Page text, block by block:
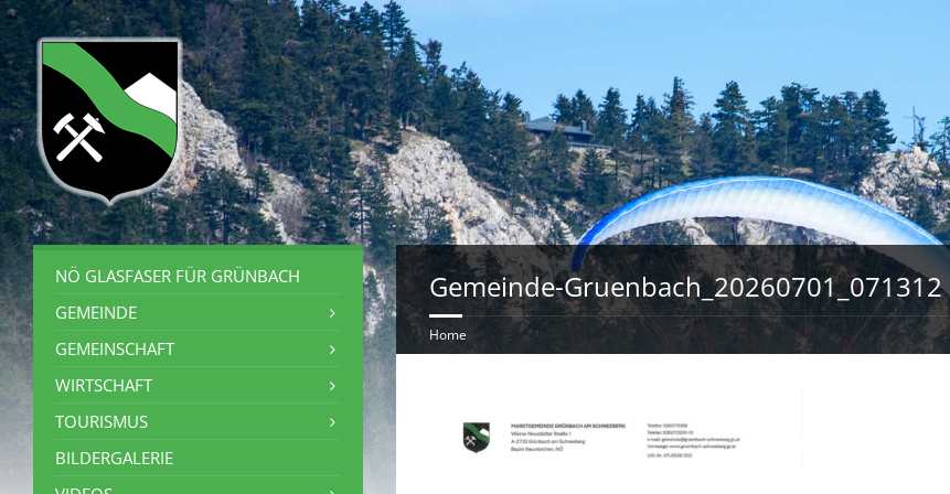
Gemeinde-Gruenbach_20260701_071312
Home
NÖ GLASFASER FÜR GRÜNBACH
GEMEINDE
GEMEINSCHAFT
WIRTSCHAFT
TOURISMUS
BILDERGALERIE